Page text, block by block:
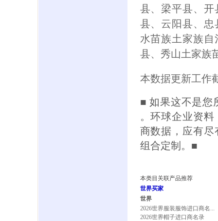
县、梁平县、
县、云阳县、
水苗族土家族
县、秀山土家族
本数据更新工作
■ 如果这不是您
。环球企业资
商数据，应有
组合定制。■
本类目关联产品推荐
世界买家
世界
2026世界服装服饰进口商名...
2026世界帽子进口商名录